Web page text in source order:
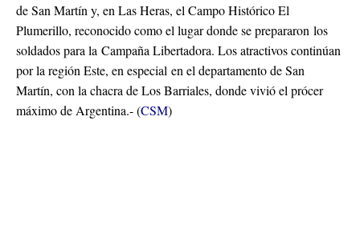
de San Martín y, en Las Heras, el Campo Histórico El
Plumerillo, reconocido como el lugar donde se prepararon los
soldados para la Campaña Libertadora. Los atractivos continúan
por la región Este, en especial en el departamento de San
Martín, con la chacra de Los Barriales, donde vivió el prócer
máximo de Argentina.- (CSM)